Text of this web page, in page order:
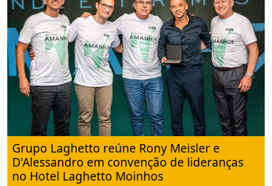
Grupo Laghetto reúne Rony Meisler e
D'Alessandro em convenção de lideranças
no Hotel Laghetto Moinhos